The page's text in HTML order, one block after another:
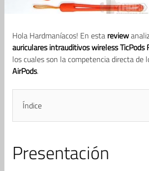
Hola Hardmaníacos! En esta review
auriculares intrauditivos wireless TicPods
los cuales son la competencia directa de
AirPods.
Índice
Presentación